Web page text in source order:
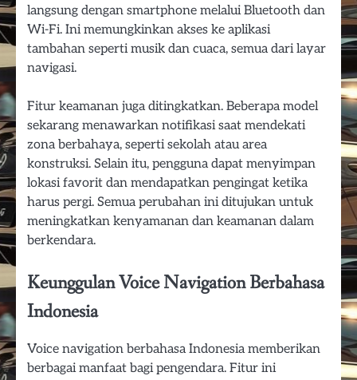
langsung dengan smartphone melalui Bluetooth dan
Wi-Fi. Ini memungkinkan akses ke aplikasi
tambahan seperti musik dan cuaca, semua dari layar
navigasi.
Fitur keamanan juga ditingkatkan. Beberapa model
sekarang menawarkan notifikasi saat mendekati
zona berbahaya, seperti sekolah atau area
konstruksi. Selain itu, pengguna dapat menyimpan
lokasi favorit dan mendapatkan pengingat ketika
harus pergi. Semua perubahan ini ditujukan untuk
meningkatkan kenyamanan dan keamanan dalam
berkendara.
Keunggulan Voice Navigation Berbahasa
Indonesia
Voice navigation berbahasa Indonesia memberikan
berbagai manfaat bagi pengendara. Fitur ini